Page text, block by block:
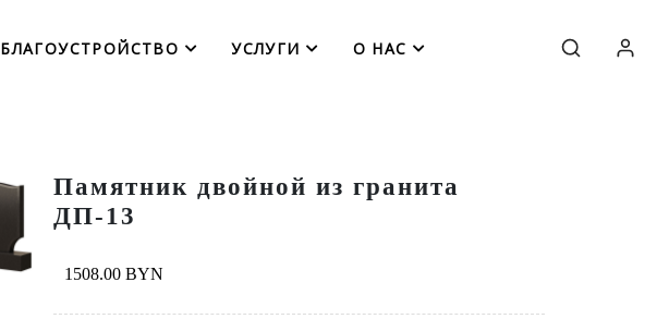
БЛАГОУСТРОЙСТВО УСЛУГИ О НАС
Памятник двойной из гранита
ДП-13
1508.00 BYN